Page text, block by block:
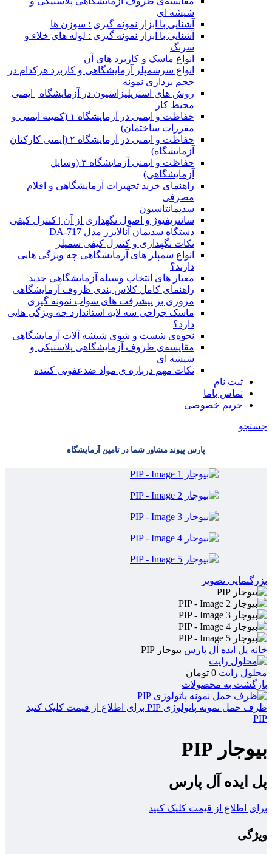
شیشه ای
آشنایی با ابزار نمونه گیری : سوزن ها
آشنایی با ابزار نمونه گیری : لوله های خلاء و
سرنگ
انواع ماسک و کاربرد های آن
انواع سرسمپلر آزمایشگاهی و کاربرد هرکدام در
حجم برداری نمونه
روش های استریلیزاسیون در آزمایشگاه | ایمنی
محیط کار
حفاظت و ایمنی در آزمایشگاه ۱ (کمیته ایمنی و
مقررات ساختمان)
حفاظت و ایمنی در آزمایشگاه ۲ (ایمنی کارکنان
آزمایشگاه)
حفاظت و ایمنی آزمایشگاه ۳ (وسایل
آزمایشگاهی)
راهنمای خرید تجهیزات آزمایشگاهی و اقلام
مصرفی
سدیمانتاسیون
سانتریفیوژ و اصول نگهداری از آن | کنترل کیفی
دستگاه سدیمان آنالایزر مدل DA-717
نکات نگهداری و کنترل کیفی سمپلر
انواع سمپلر های آزمایشگاهی چه ویژگی هایی
دارند؟
معیار های انتخاب وسیله آزمایشگاهی جدید
راهنمای کامل کلاس بندی ظروف آزمایشگاهی
مروری بر پیشرفت های سواب نمونه گیری
ماسک جراحی سه لایه استاندارد چه ویژگی هایی
دارد؟
ﻧﺤﻮﻩی ﺷﺴﺖ و ﺷﻮی شیشه آلات آزمایشگاهی
مقایسه‌ی ظروف آزمایشگاهی پلاستیکی و
شیشه ای
نکات مهم درباره ی مواد ضدعفونی کننده
ثبت نام
تماس باما
حریم خصوصی
جستجو
پارس پیوند مشاور شما در تامین آزمایشگاه
بزرگنمایی تصویر
خانه پل ایده آل پارس بیوجار PIP
محلول رایت 0 تومان
بازگشت به محصولات
ظرف حمل نمونه پاتولوژی PIP
برای اطلاع از قیمت کلیک کنید
PIP
بیوجار PIP
پل ایده آل پارس
برای اطلاع از قیمت کلیک کنید
ویژگی